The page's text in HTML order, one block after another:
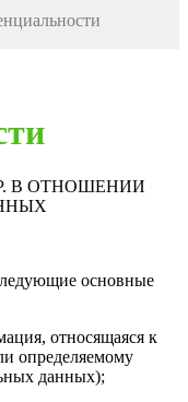
В ОТНОШЕНИИ
основные
относящаяся к
определяемому
данных);